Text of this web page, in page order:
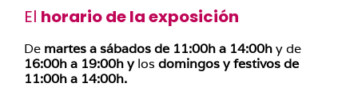
El horario de la exposición
De martes a sábados de 11:00h a 14:00hy de
16:00h a 19:00h ylos domingos y festivos de
11:00h a 14:00h.